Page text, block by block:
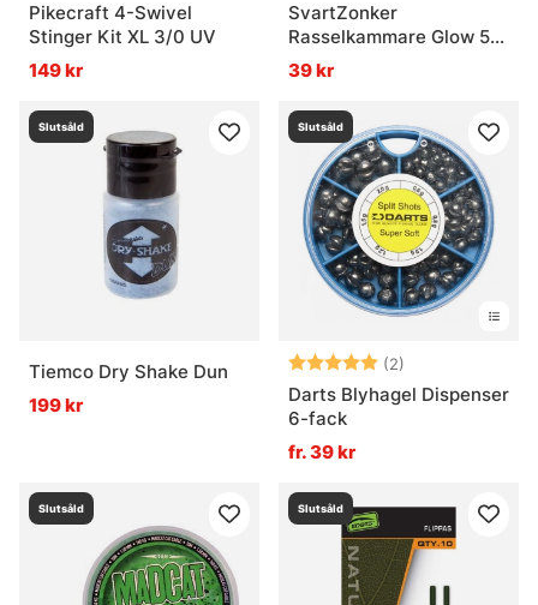
Pikecraft 4-Swivel
Stinger Kit XL 3/0 UV
149 kr
SvartZonker
Rasselkammare Glow 5-
pack
39 kr
Slutsåld
Tiemco Dry Shake Dun
199 kr
Slutsåld
Betyg: (2)
Darts Blyhagel Dispenser
6-fack
fr. 39 kr
Slutsåld Slutsåld